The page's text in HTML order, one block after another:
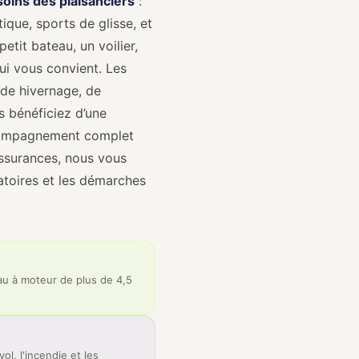
sports de glisse, et
bateau, un voilier,
vous convient. Les
hivernage, de
d’une
complet
nous vous
et les démarches
à moteur de plus de 4,5
l'incendie et les